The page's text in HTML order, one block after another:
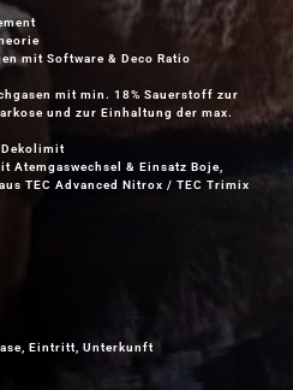
mit Software & Deco Ratio
mit min. 18% Sauerstoff zur
und zur Einhaltung der max.
Dekolimit
Atemgaswechsel & Einsatz Boje,
TEC Advanced Nitrox / TEC Trimix
Eintritt, Unterkunft